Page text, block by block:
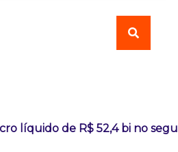
líquido de R$ 52,4 bi no